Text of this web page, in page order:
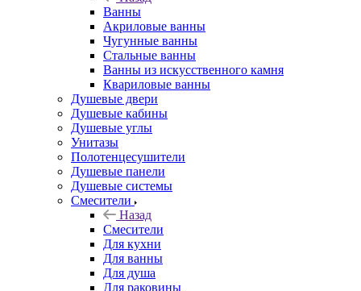
Ванны
Акриловые ванны
Чугунные ванны
Стальные ванны
Ванны из искусственного камня
Квариловые ванны
Душевые двери
Душевые кабины
Душевые углы
Унитазы
Полотенцесушители
Душевые панели
Душевые системы
Смесители
Назад
Смесители
Для кухни
Для ванны
Для душа
Для раковины